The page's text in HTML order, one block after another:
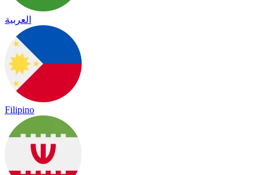
العربية
Filipino